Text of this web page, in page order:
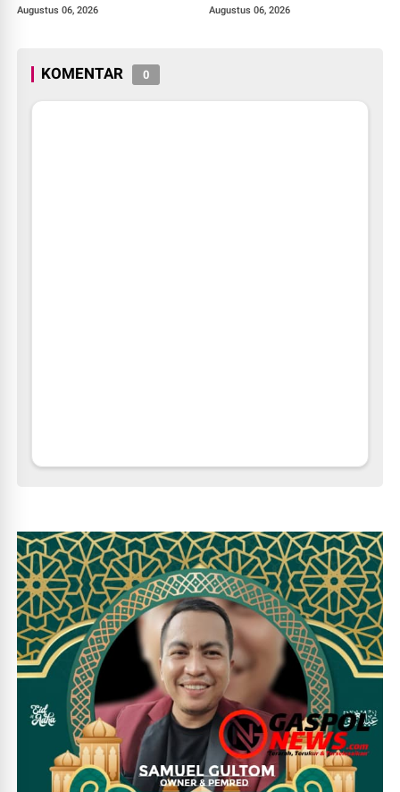
Gratis untuk Warga Binaan
Augustus 06, 2026
Polantas KARIB Kobarkan
Augustus 06, 2026
KOMENTAR 0